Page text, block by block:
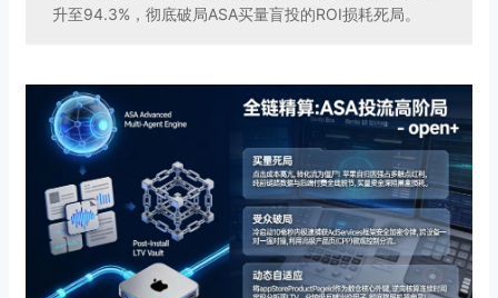
升至94.3%，彻底破局ASA买量盲投的ROI损耗死局。